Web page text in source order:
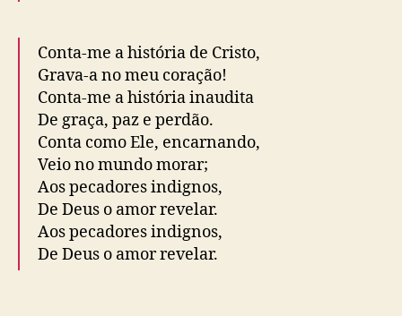
Conta-me a história de Cristo,
Grava-a no meu coração!
Conta-me a história inaudita
De graça, paz e perdão.
Conta como Ele, encarnando,
Veio no mundo morar;
Aos pecadores indignos,
De Deus o amor revelar.
Aos pecadores indignos,
De Deus o amor revelar.